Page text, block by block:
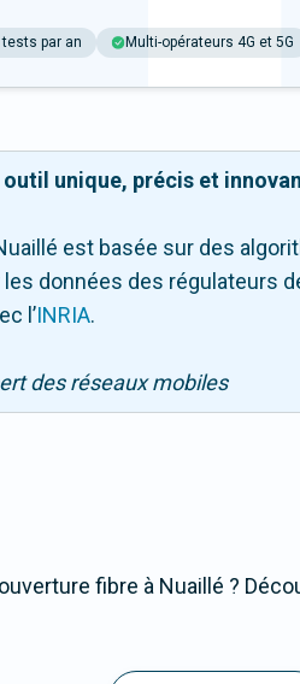
par an Multi-opérateurs 4G et 5G
unique, précis et
est basée sur des
données des régulateurs
l ’INRIA.
des réseaux mobiles
fibre à Nuaillé ?